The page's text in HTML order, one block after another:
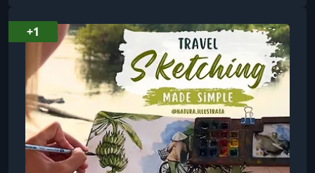
кругозор.Что вас ждёт в 12‑дневном
челленджеКаждый день вы будете работать
над новым сюжетом, осваивая ключевые
акварельные приёмы, композицию, атмосфер
+1